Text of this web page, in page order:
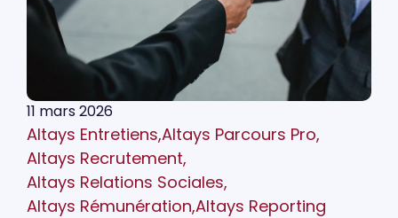
11 mars 2026
Altays Entretiens,Altays Parcours Pro,
Altays Recrutement,
Altays Relations Sociales,
Altays Rémunération,Altays Reporting